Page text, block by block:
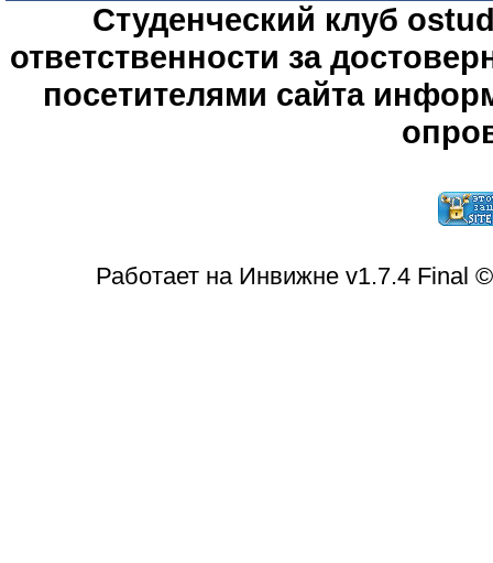
Студенческий клуб
ответственности за
посетителями сайта
Работает на Инвижне v1.7.4 Final